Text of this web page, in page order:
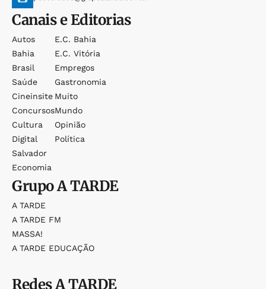
Canais e Editorias
Autos
Bahia
Brasil
Saúde
Cineinsite
Concursos
Cultura
Digital
Salvador
Economia
E.c. Bahia
E.c. Vitória
Empregos
Gastronomia
Muito
Mundo
Opinião
Política
GrupoA TARDE
A TARDE
A TARDE FM
MASSA!
A TARDE EDUCAÇÃO
RedesA TARDE